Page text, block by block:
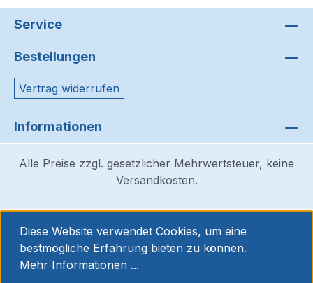
Service
Bestellungen
Vertrag widerrufen
Informationen
Alle Preise zzgl. gesetzlicher Mehrwertsteuer, keine
Versandkosten.
Diese Website verwendet Cookies, um eine
bestmögliche Erfahrung bieten zu können.
Mehr Informationen ...